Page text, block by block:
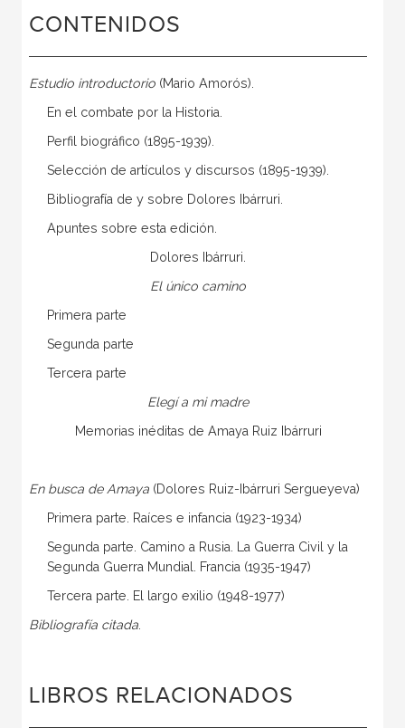
CONTENIDOS
Estudio introductorio (Mario Amorós).
En el combate por la Historia.
Perfil biográfico (1895-1939).
Selección de artículos y discursos (1895-1939).
Bibliografía de y sobre Dolores Ibárruri.
Apuntes sobre esta edición.
Dolores Ibárruri.
El único camino
Primera parte
Segunda parte
Tercera parte
Elegí a mi madre
Memorias inéditas de Amaya Ruiz Ibárruri
En busca de Amaya (Dolores Ruiz-Ibárruri Sergueyeva)
Primera parte. Raíces e infancia (1923-1934)
Segunda parte. Camino a Rusia. La Guerra Civil y la
Segunda Guerra Mundial. Francia (1935-1947)
Tercera parte. El largo exilio (1948-1977)
Bibliografía citada.
LIBROS RELACIONADOS